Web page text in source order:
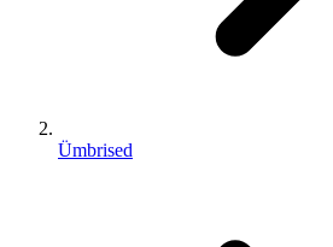
Ümbrised